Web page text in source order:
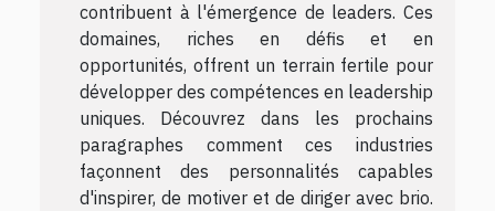
contribuent à l'émergence de leaders. Ces
domaines, riches en défis et en
opportunités, offrent un terrain fertile pour
développer des compétences en leadership
uniques. Découvrez dans les prochains
paragraphes comment ces industries
façonnent des personnalités capables
d'inspirer, de motiver et de diriger avec brio.